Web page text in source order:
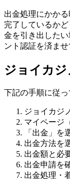
出金処理にかか
完了しているか
金を引き出した
ント認証を済ま
ジョイカ
下記の手順に従っ
ジョイカジ
マイページ
「出金」を
出金方法を
出金額と必
出金申請を
出金処理・